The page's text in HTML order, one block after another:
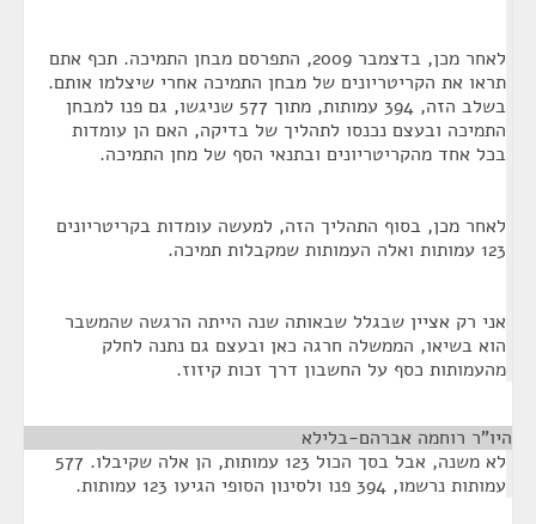
לאחר מכן, בדצמבר 2009, התפרסם מבחן התמיכה. תכף אתם
תראו את הקריטריונים של מבחן התמיכה אחרי שיצלמו אותם.
בשלב הזה, 394 עמותות, מתוך 577 שניגשו, גם פנו למבחן
התמיכה ובעצם נכנסו לתהליך של בדיקה, האם הן עומדות
בכל אחד מהקריטריונים ובתנאי הסף של מחן התמיכה.
לאחר מכן, בסוף התהליך הזה, למעשה עומדות בקריטריונים
123 עמותות ואלה העמותות שמקבלות תמיכה.
אני רק אציין שבגלל שבאותה שנה הייתה הרגשה שהמשבר
הוא בשיאו, הממשלה חרגה כאן ובעצם גם נתנה לחלק
מהעמותות כסף על החשבון דרך זכות קיזוז.
היו"ר רוחמה אברהם-בלילא
לא משנה, אבל בסך הכול 123 עמותות, הן אלה שקיבלו. 577
עמותות נרשמו, 394 פנו ולסינון הסופי הגיעו 123 עמותות.